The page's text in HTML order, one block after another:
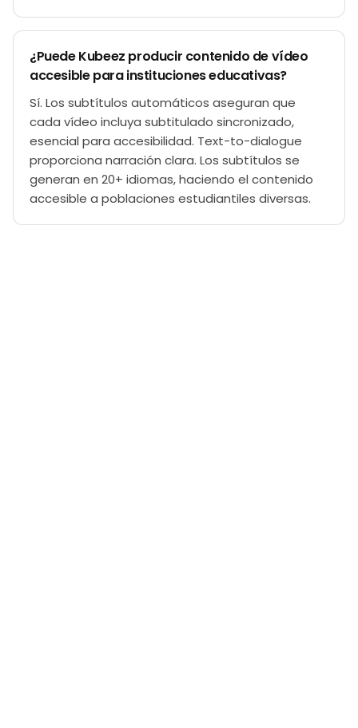
¿Puede Kubeez producir contenido de vídeo
accesible para instituciones educativas?
Sí. Los subtítulos automáticos aseguran que
cada vídeo incluya subtitulado sincronizado,
esencial para accesibilidad. Text-to-dialogue
proporciona narración clara. Los subtítulos se
generan en 20+ idiomas, haciendo el contenido
accesible a poblaciones estudiantiles diversas.